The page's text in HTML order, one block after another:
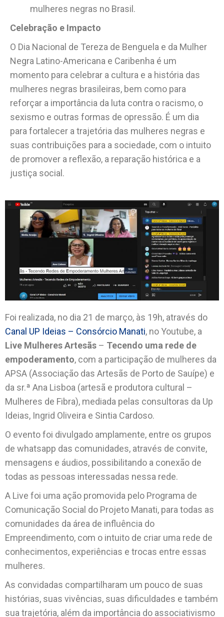
mulheres negras no Brasil.
Celebração e Impacto
O Dia Nacional de Tereza de Benguela e da Mulher
Negra Latino-Americana e Caribenha é um
momento para celebrar a cultura e a história das
mulheres negras brasileiras, bem como para
reforçar a importância da luta contra o racismo, o
sexismo e outras formas de opressão. É um dia
para fortalecer a trajetória das mulheres negras e
suas contribuições para a sociedade, com o intuito
de promover a reflexão, a reparação histórica e a
justiça social.
Foi realizada, no dia 21 de março, às 19h, através do
Canal UP Ideias – Consórcio Manati, no Youtube, a
Live Mulheres Artesãs – Tecendo uma rede de
empoderamento, com a participação de mulheres da
APSA (Associação das Artesãs de Porto de Sauípe) e
da sr.ª Ana Lisboa (artesã e produtora cultural –
Mulheres de Fibra), mediada pelas consultoras da Up
Ideias, Ingrid Oliveira e Sintia Cardoso.
O evento foi divulgado amplamente, entre os grupos
de whatsapp das comunidades, através de convite,
mensagens e áudios, possibilitando a conexão de
todas as pessoas interessadas nessa rede.
A Live foi uma ação promovida pelo Programa de
Comunicação Social do Projeto Manati, para todas as
comunidades da área de influência do
Empreendimento, com o intuito de criar uma rede de
conhecimentos, experiências e trocas entre essas
mulheres.
As convidadas compartilharam um pouco de suas
histórias, suas vivências, suas dificuldades e também
sua trajetória, além da importância do associativismo